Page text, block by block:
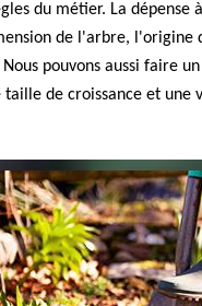
du métier. La
de l'arbre,
pouvons aussi faire
taille de croissance et une